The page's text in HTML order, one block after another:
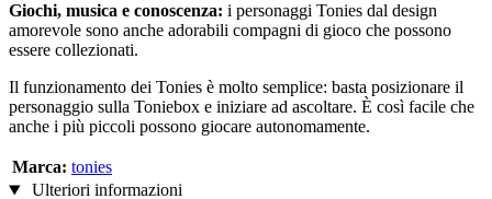
Giochi, musica e conoscenza: i personaggi Tonies dal design
amorevole sono anche adorabili compagni di gioco che possono
essere collezionati.
Il funzionamento dei Tonies è molto semplice: basta posizionare il
personaggio sulla Toniebox e iniziare ad ascoltare. È così facile che
anche i più piccoli possono giocare autonomamente.
Marca: tonies
Ulteriori informazioni